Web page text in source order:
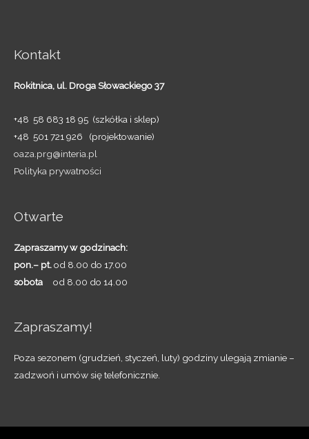
Kontakt
Rokitnica, ul. Droga Słowackiego 37
+48 58 683 18 95 (szkółka i sklep)
+48 501 721 926 (projektowanie)
oaza.prg@interia.pl
Polityka prywatności
Otwarte
Zapraszamy w godzinach:
pon.– pt.od 8.00 do 17.00
sobota od 8.00 do 14.00
Zapraszamy!
Poza sezonem (grudzień, styczeń, luty) godziny ulegają zmianie –
zadzwoń i umów się telefonicznie.